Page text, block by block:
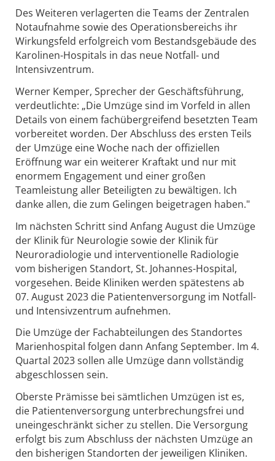
Des Weiteren verlagerten die Teams der Zentralen
Notaufnahme sowie des Operationsbereichs ihr
Wirkungsfeld erfolgreich vom Bestandsgebäude des
Karolinen-Hospitals in das neue Notfall- und
Intensivzentrum.
Werner Kemper, Sprecher der Geschäftsführung,
verdeutlichte: „Die Umzüge sind im Vorfeld in allen
Details von einem fachübergreifend besetzten Team
vorbereitet worden. Der Abschluss des ersten Teils
der Umzüge eine Woche nach der offiziellen
Eröffnung war ein weiterer Kraftakt und nur mit
enormem Engagement und einer großen
Teamleistung aller Beteiligten zu bewältigen. Ich
danke allen, die zum Gelingen beigetragen haben."
Im nächsten Schritt sind Anfang August die Umzüge
der Klinik für Neurologie sowie der Klinik für
Neuroradiologie und interventionelle Radiologie
vom bisherigen Standort, St. Johannes-Hospital,
vorgesehen. Beide Kliniken werden spätestens ab
07. August 2023 die Patientenversorgung im Notfall-
und Intensivzentrum aufnehmen.
Die Umzüge der Fachabteilungen des Standortes
Marienhospital folgen dann Anfang September. Im 4.
Quartal 2023 sollen alle Umzüge dann vollständig
abgeschlossen sein.
Oberste Prämisse bei sämtlichen Umzügen ist es,
die Patientenversorgung unterbrechungsfrei und
uneingeschränkt sicher zu stellen. Die Versorgung
erfolgt bis zum Abschluss der nächsten Umzüge an
den bisherigen Standorten der jeweiligen Kliniken.